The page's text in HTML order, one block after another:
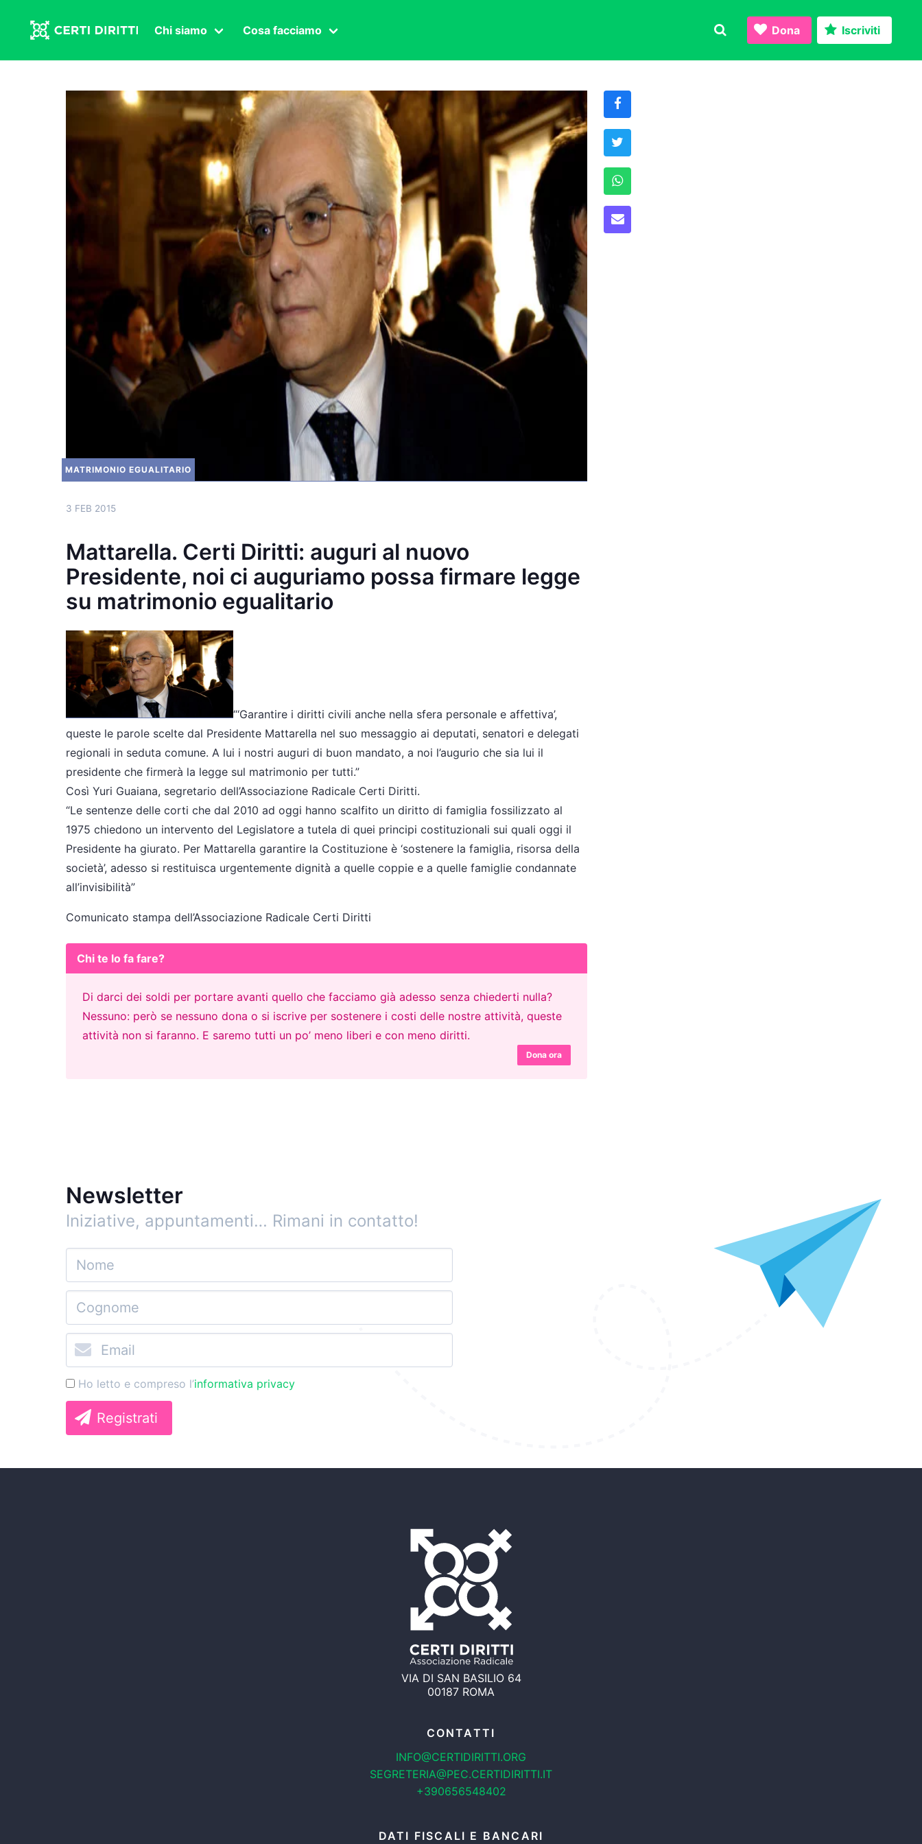
Chi siamo
Organi in carica
Congressi
Cosa facciamo
Transgender
Diritto di famiglia
Salute sessuale
Transnazionale
Politica
Fuor di Pagina
Dona Iscriviti
MATRIMONIO EGUALITARIO
3 FEB 2015
Mattarella. Certi Diritti: auguri al nuovo
Presidente, noi ci auguriamo possa firmare legge
su matrimonio egualitario
“‘Garantire i diritti civili anche nella sfera personale e affettiva’,
queste le parole scelte dal Presidente Mattarella nel suo messaggio ai deputati, senatori e delegati
regionali in seduta comune. A lui i nostri auguri di buon mandato, a noi l’augurio che sia lui il
presidente che firmerà la legge sul matrimonio per tutti.”
Così Yuri Guaiana, segretario dell’Associazione Radicale Certi Diritti.
“Le sentenze delle corti che dal 2010 ad oggi hanno scalfito un diritto di famiglia fossilizzato al
1975 chiedono un intervento del Legislatore a tutela di quei principi costituzionali sui quali oggi il
Presidente ha giurato. Per Mattarella garantire la Costituzione è ‘sostenere la famiglia, risorsa della
società’, adesso si restituisca urgentemente dignità a quelle coppie e a quelle famiglie condannate
all’invisibilità”
Comunicato stampa dell’Associazione Radicale Certi Diritti
Chi te lo fa fare?
Di darci dei soldi per portare avanti quello che facciamo già adesso senza chiederti nulla?
Nessuno: però se nessuno dona o si iscrive per sostenere i costi delle nostre attività, queste
attività non si faranno. E saremo tutti un po’ meno liberi e con meno diritti.
Dona ora
Newsletter
Iniziative, appuntamenti… Rimani in contatto!
Ho letto e compreso l’informativa privacy
Registrati
VIA DI SAN BASILIO 64
00187 ROMA
CONTATTI
INFO@CERTIDIRITTI.ORG
SEGRETERIA@PEC.CERTIDIRITTI.IT
+390656548402
DATI FISCALI E BANCARI